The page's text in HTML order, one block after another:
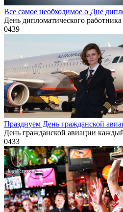
Все самое необходимое о Дне
День дипломатического
0439
Празднуем День гражданской
День гражданской авиации
0433